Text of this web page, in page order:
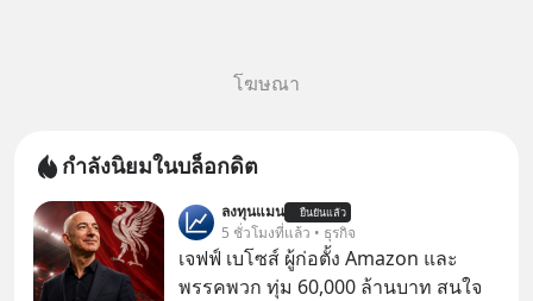
โฆษณา
กำลังนิยมในบล็อกดิต
ลงทุนแมน ยืนยันแล้ว
5 ชั่วโมงที่แล้ว • ธุรกิจ
เจฟฟ์ เบโซส์ ผู้ก่อตั้ง Amazon และ
พรรคพวก ทุ่ม 60,000 ล้านบาท สนใจ